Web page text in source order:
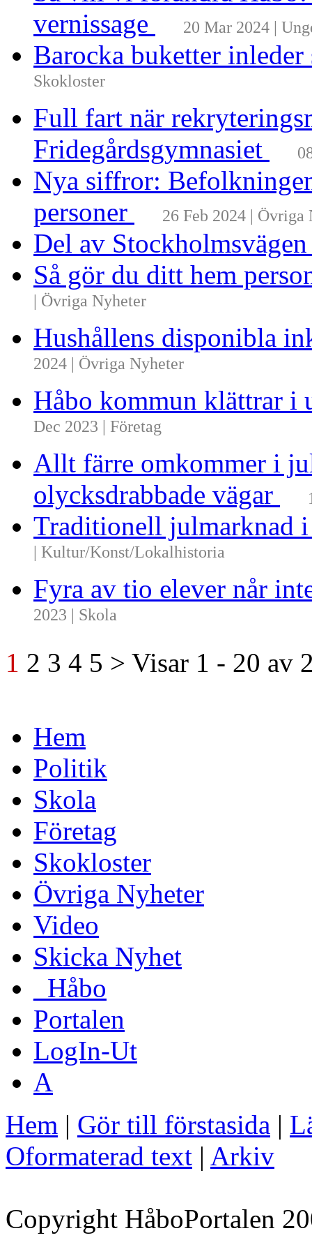
vernissage
20 Mar 2024 |
Barocka buketter
Skokloster
Full fart när
Fridegårdsgymnasiet
Nya siffror:
personer
26 Feb 2024 | Övriga
Del av
Så gör du ditt hem
| Övriga Nyheter
Hushållens disponibla
2024 | Övriga Nyheter
Håbo kommun klättrar i
Dec 2023 | Företag
Allt färre omkommer i
olycksdrabbade vägar
Traditionell julmarknad
| Kultur/Konst/Lokalhistoria
Fyra av tio elever når
2023 | Skola
1 2 3 4 5 > Visar 1 - 20 av
Hem
Politik
Skola
Företag
Skokloster
Övriga Nyheter
Video
Skicka Nyhet
_Håbo
Portalen
LogIn-Ut
A
Hem | Gör till förstasida |
Oformaterad text | Arkiv
Copyright HåboPortalen